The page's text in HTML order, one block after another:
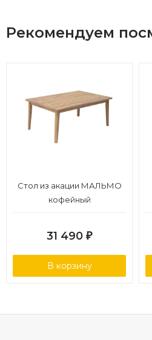
Страна производства: Вьетнам.
Рекомендуем
Стол из акации МАЛЬМО
кофейный
31 490 ₽
В корзину